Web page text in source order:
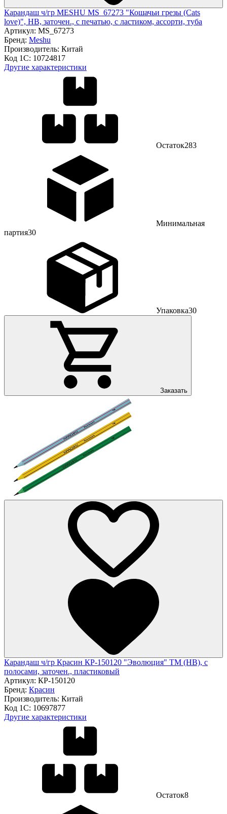
Карандаш ч/гр MESHU MS_67273 "Кошачьи грезы (Cats
love)", HB, заточен., с печатью, с ластиком, ассорти, туба
Артикул: MS_67273
Бренд: Meshu
Производитель: Китай
Код 1С: 10724817
Другие характеристики
Остаток283
Минимальная
партия30
Упаковка30
Заказать
Карандаш ч/гр Красин КР-150120 "Эволюция" ТМ (HB), с
полосами, заточен., пластиковый
Артикул: КР-150120
Бренд: Красин
Производитель: Китай
Код 1С: 10697877
Другие характеристики
Остаток8